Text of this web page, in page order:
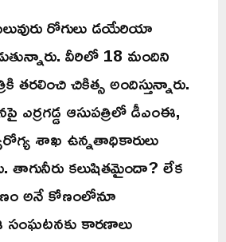
రోగులు డయేరియా
వీరిలో 18 మందిని
చికిత్స అందిస్తున్నారు.
ఆసుపత్రిలో డీఎంఈ,
శాఖ ఉన్నతాధికారులు
తాగునీరు కలుషితమైందా? లేక
అనే కోణంలోనూ
సంఘటనకు కారణాలు